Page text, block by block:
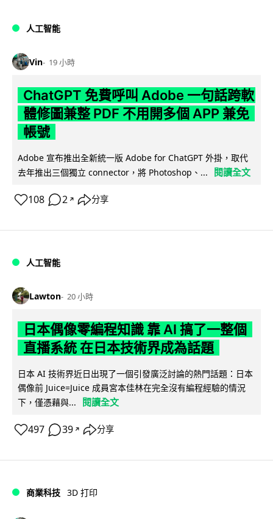
人工智能
Vin 19 小時
ChatGPT 免費呼叫 Adobe 一句話跨軟
體修圖兼整 PDF 不用開多個 APP 兼免
帳號
Adobe 宣布推出全新統一版 Adobe for ChatGPT 外掛，取代
去年推出三個獨立 connector，將 Photoshop、...
閱讀全文
108 2 ↗ 分享
人工智能
Lawton 20 小時
日本偶像零編程知識 靠 AI 搞了一整個
直播系統 在日本技術界成為話題
日本 AI 技術界近日出現了一個引發廣泛討論的熱門話題：日本
偶像前 Juice=Juice 成員宮本佳林在完全沒有編程經驗的情況
下，僅憑藉與...
閱讀全文
497 39 ↗ 分享
商業科技 3D 打印